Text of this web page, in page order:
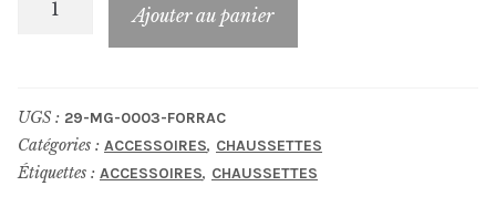
FORRAC
Ajouter au panier
UGS : 29-MG-0003-FORRAC
Catégories : ACCESSOIRES, CHAUSSETTES
Étiquettes : ACCESSOIRES, CHAUSSETTES